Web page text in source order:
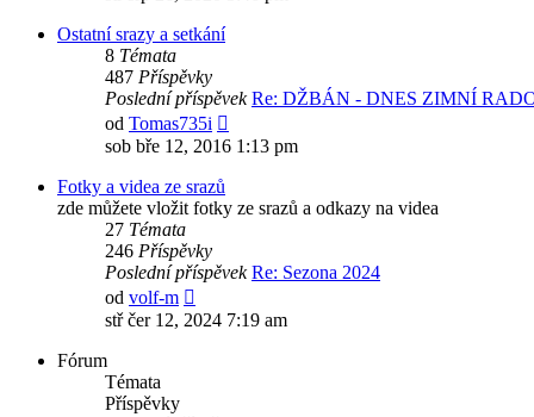
příspěvek
Ostatní srazy a setkání
8 Témata
487 Příspěvky
Poslední příspěvek Re: DŽBÁN - DNES ZIMNÍ
od Tomas735i
poslední
příspěvek
sob bře 12, 2016 1:13 pm
Fotky a videa ze srazů
zde můžete vložit fotky ze srazů a odkazy na videa
27 Témata
246 Příspěvky
Poslední příspěvek Re: Sezona 2024
od volf-m
poslední
stř čer 12, 2024 7:19 am
Fórum
Témata
Příspěvky